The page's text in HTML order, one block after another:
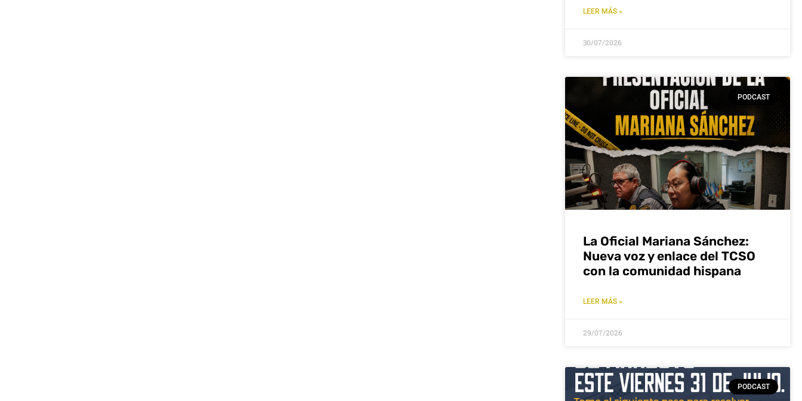
LEER MÁS »
30/07/2026
PODCAST
La Oficial Mariana Sánchez:
Nueva voz y enlace del TCSO
con la comunidad hispana
LEER MÁS »
29/07/2026
PODCAST